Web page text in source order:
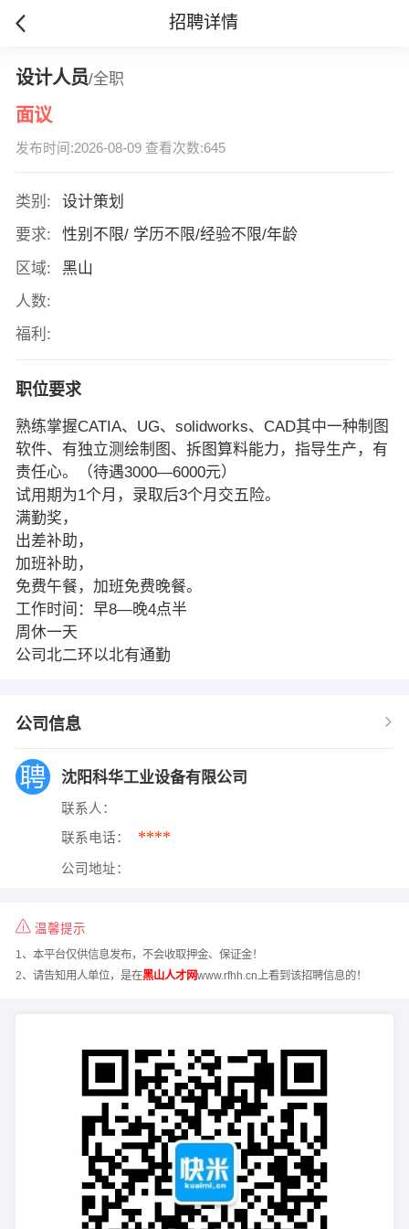
招聘详情
设计人员/全职
面议
发布时间:2026-08-09 查看次数:645
类别:
设计策划
要求:
性别不限/ 学历不限/经验不限/年龄
区域:
黑山
人数:
福利:
职位要求
熟练掌握CATIA、UG、solidworks、CAD其中一种制图
软件、有独立测绘制图、拆图算料能力，指导生产，有
责任心。（待遇3000—6000元）
试用期为1个月，录取后3个月交五险。
满勤奖，
出差补助，
加班补助，
免费午餐，加班免费晚餐。
工作时间：早8—晚4点半
周休一天
公司北二环以北有通勤
公司信息
沈阳科华工业设备有限公司
联系人：
联系电话： ****
公司地址：
温馨提示
1、本平台仅供信息发布，不会收取押金、保证金！
2、请告知用人单位，是在黑山人才网www.rfhh.cn上看到该招聘信息的！